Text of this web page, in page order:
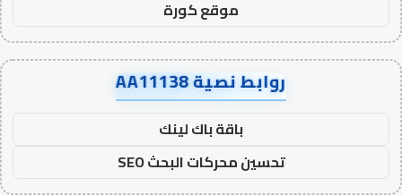
موقع كورة
روابط نصية AA11138
باقة باك لينك
تحسين محركات البحث SEO